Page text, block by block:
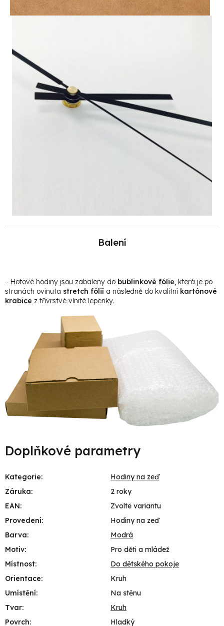
Balení
- Hotové hodiny jsou zabaleny do bublinkové fólie, která je po
stranách ovinuta stretch fólií a následně do kvalitní kartónové
krabice z třívrstvé vlnité lepenky.
Doplňkové parametry
Kategorie:
Hodiny na zeď
Záruka:
2 roky
EAN:
Zvolte variantu
Provedení:
Hodiny na zeď
Barva:
Modrá
Motiv:
Pro děti a mládež
Místnost:
Do dětského pokoje
Orientace:
Kruh
Umístění:
Na stěnu
Tvar:
Kruh
Povrch: Hladký